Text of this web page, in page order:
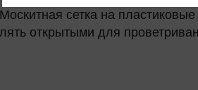
сетка на
открытыми для